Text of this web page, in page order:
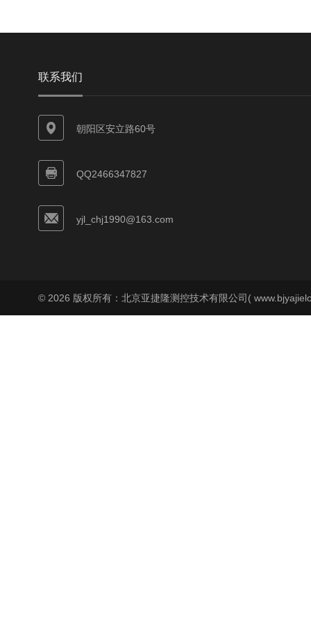
联系我们
朝阳区安立路60号
QQ2466347827
yjl_chj1990@163.com
© 2026 版权所有：北京亚捷隆测控技术有限公司(